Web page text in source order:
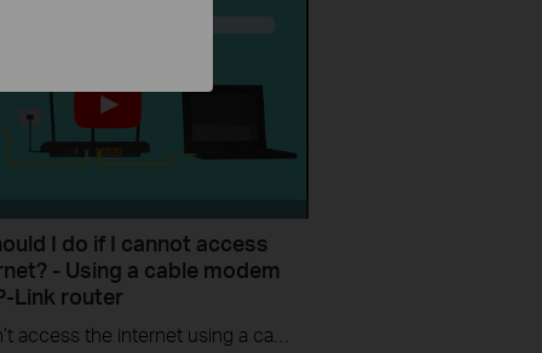
I do if I cannot access
- Using a cable modem
Link router